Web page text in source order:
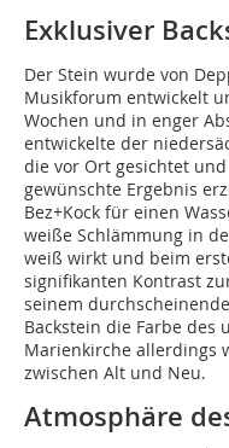
Exklusiver
Der Stein wurde von
Musikforum entwickelt
Wochen und in enger
entwickelte der
die vor Ort gesichtet
gewünschte Ergebnis
Bez+Kock für einen
weiße Schlämmung in
weiß wirkt und beim
signifikanten Kontrast
seinem
Backstein die Farbe des
Marienkirche allerdings
zwischen Alt und Neu.
Atmosphäre